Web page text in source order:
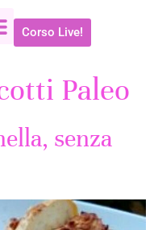
Corso Live!
Paleo
senza